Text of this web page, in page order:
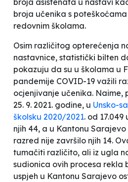
broja asistenata u nastavi
broja učenika s
redovnim školama.
Osim različitog opterećenja
nastavnice, statistički bilten
pokazuju da su u školama u
pandemije COVID-19 važili
ocjenjivanje učenika. Naime,
25. 9. 2021. godine, u Unsko-
školsku 2020/2021. od
njih 44, a u Kantonu Sarajevo
razred nije završilo njih 14.
tumačiti različito, ali iz ugla
sudionica ovih procesa rekla
uspjeh u Kantonu Sarajevo